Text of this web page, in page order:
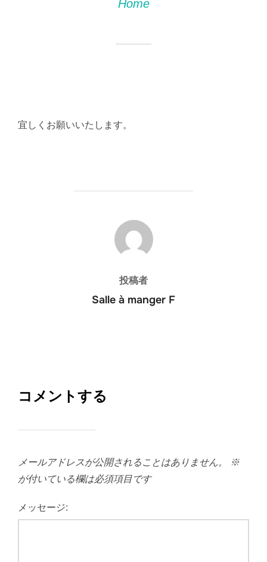
Home
宜しくお願いいたします。
投稿者
投稿者
Salle à manger F
コメントする
メールアドレスが公開されることはありません。
※
が付いている欄は必須項目です
メッセージ: